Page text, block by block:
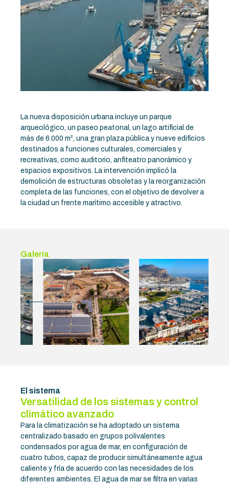
La nueva disposición urbana incluye un parque
arqueológico, un paseo peatonal, un lago artificial de
más de 6.000 m², una gran plaza pública y nueve edificios
destinados a funciones culturales, comerciales y
recreativas, como auditorio, anfiteatro panorámico y
espacios expositivos. La intervención implicó la
demolición de estructuras obsoletas y la reorganización
completa de las funciones, con el objetivo de devolver a
la ciudad un frente marítimo accesible y atractivo.
Galería
El sistema
Versatilidad de los sistemas y control
climático avanzado
Para la climatización se ha adoptado un sistema
centralizado basado en grupos polivalentes
condensados por agua de mar, en configuración de
cuatro tubos, capaz de producir simultáneamente agua
caliente y fría de acuerdo con las necesidades de los
diferentes ambientes. El agua de mar se filtra en varias